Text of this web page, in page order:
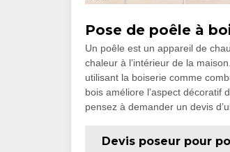
Pose de poêle à
Un poêle est un appareil de
chaleur à l’intérieur de la
utilisant la boiserie comme
bois améliore l’aspect décoratif
pensez à demander un devis
Devis poseur pour